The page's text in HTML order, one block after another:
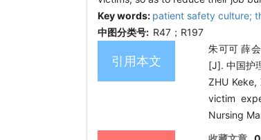
Key words: patient safety culture;
中图分类号: R47；R197
引用本文
朱可可 薛
[J]. 中国护
ZHU Keke,
victim
Nursing